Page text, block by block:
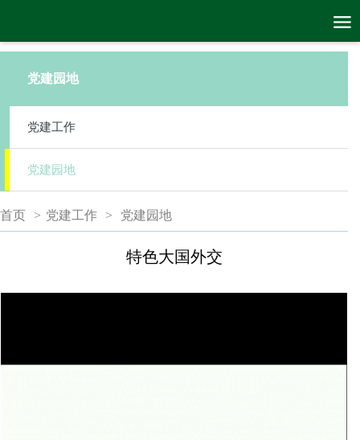
党建园地
党建工作
党建园地
首页 > 党建工作 > 党建园地
特色大国外交